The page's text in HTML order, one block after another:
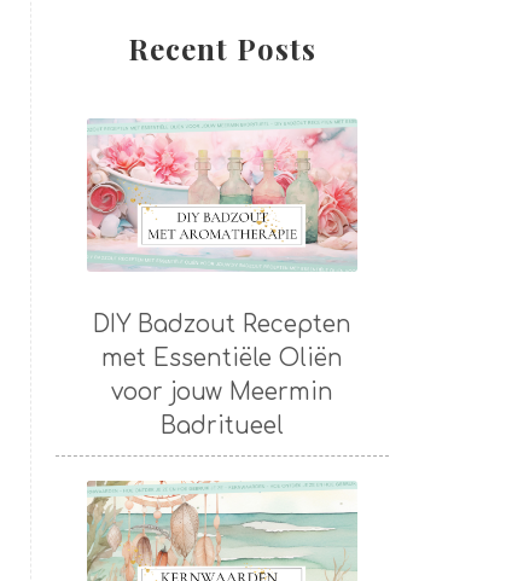
Recent Posts
DIY Badzout Recepten
met Essentiële Oliën
voor jouw Meermin
Badritueel